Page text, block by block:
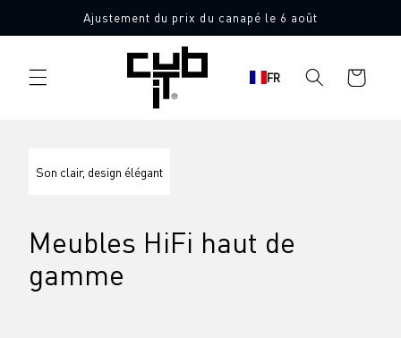
directement
au contenu
Ajustement du prix du canapé le 6 août
FR
Panier
d'achat
Son clair, design élégant
Meubles HiFi haut de
gamme